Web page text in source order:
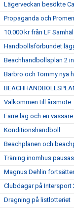
Lägerveckan besökte
Propaganda och
10.000 kr från LF
Handbollsförbundet
Beachhandbollsplan 2
Barbro och Tommy nya
Välkommen till årsmöte
Färre lag och en
Konditionshandboll
Beachplanen och
Träning inomhus pausas
Magnus Dehlin
Clubdagar på Intersport
Dragning på listlotteriet